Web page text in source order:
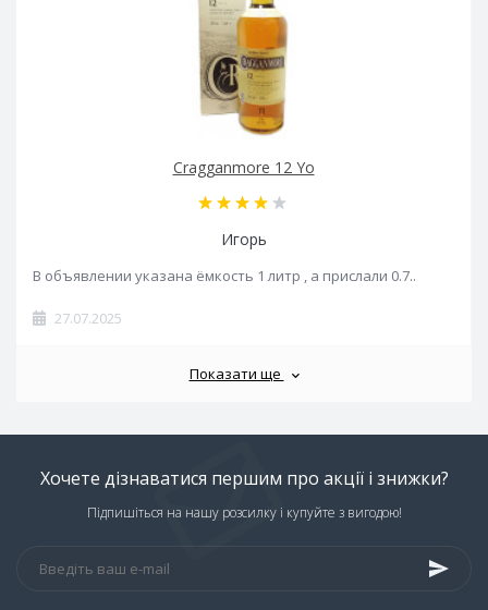
Cragganmore 12 Yo
Игорь
В объявлении указана ёмкость 1 литр , а прислали 0.7..
27.07.2025
Показати ще
Хочете дізнаватися першим про акції і знижки?
Підпишіться на нашу розсилку і купуйте з вигодою!